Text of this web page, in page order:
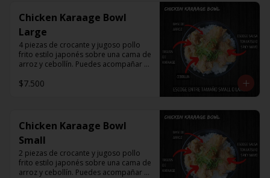
Chicken Karaage Bowl
Large
4 piezas de crocante y jugoso pollo
frito estilo japonés sobre una cama de
arroz y cebollín. Puedes acompañar
$7.500
Chicken Karaage Bowl
Small
2 piezas de crocante y jugoso pollo
frito estilo japonés sobre una cama de
arroz y cebollín. Puedes acompañar